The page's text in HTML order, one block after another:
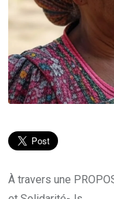
À travers une